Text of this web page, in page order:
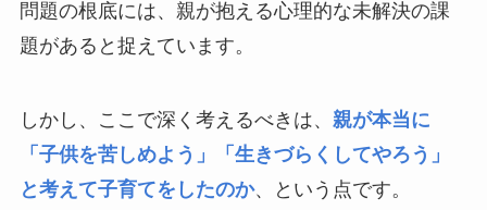
問題の根底には、親が抱える心理的な未解決の課
題があると捉えています。
しかし、ここで深く考えるべきは、 親が本当に
「子供を苦しめよう」「生きづらくしてやろう」
と考えて子育てをしたのか、という点です。